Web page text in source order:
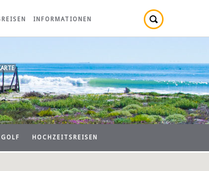
INFORMATIONEN
GOLF HOCHZEITSREISEN